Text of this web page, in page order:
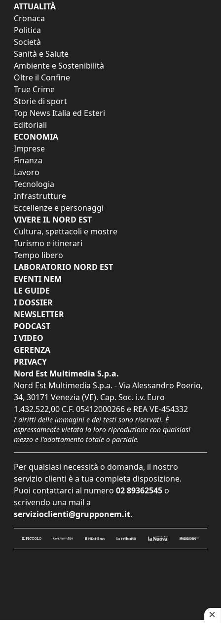
ATTUALITÀ
Cronaca
Politica
Società
Sanità e Salute
Ambiente e Sostenibilità
Oltre il Confine
True Crime
Storie di sport
Top News Italia ed Esteri
Editoriali
ECONOMIA
Imprese
Finanza
Lavoro
Tecnologia
Infrastrutture
Eccellenze e personaggi
VIVERE IL NORD EST
Cultura, spettacoli e mostre
Turismo e itinerari
Tempo libero
LABORATORIO NORD EST
EVENTI NEM
LE GUIDE
I DOSSIER
NEWSLETTER
PODCAST
I VIDEO
GERENZA
PRIVACY
Nord Est Multimedia S.p.a.
Nord Est Multimedia S.p.a. - Via Alessandro Poerio,
34, 30171 Venezia (VE). Cap. Soc. i.v. Euro
1.432.522,00 C.F. 05412000266 e REA VE-454332
I diritti delle immagini e dei testi sono riservati. È
espressamente vietata la loro riproduzione con qualsiasi
mezzo e l'adattamento totale o parziale.
Per qualsiasi necessità o domanda, il nostro
servizio clienti è a tua completa disposizione.
Puoi contattarci al numero 02 89362545 o
scrivendo una mail a
servizioclienti@grupponem.it.